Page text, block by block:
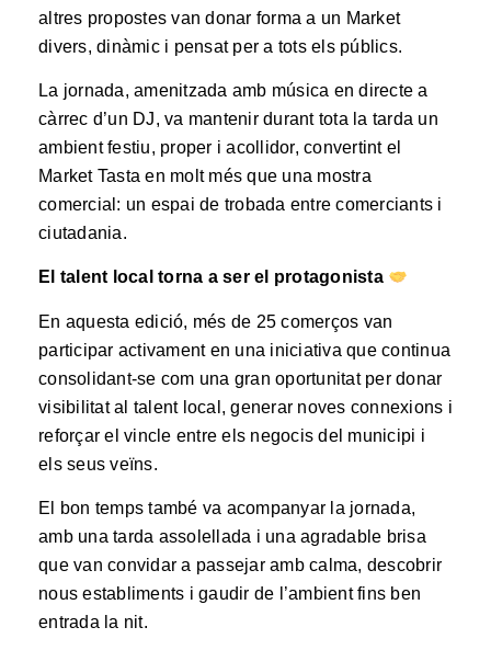
altres propostes van donar forma a un Market
divers, dinàmic i pensat per a tots els públics.
La jornada, amenitzada amb música en directe a
càrrec d’un DJ, va mantenir durant tota la tarda un
ambient festiu, proper i acollidor, convertint el
Market Tasta en molt més que una mostra
comercial: un espai de trobada entre comerciants i
ciutadania.
El talent local torna a ser el protagonista
En aquesta edició, més de 25 comerços van
participar activament en una iniciativa que continua
consolidant-se com una gran oportunitat per donar
visibilitat al talent local, generar noves connexions i
reforçar el vincle entre els negocis del municipi i
els seus veïns.
El bon temps també va acompanyar la jornada,
amb una tarda assolellada i una agradable brisa
que van convidar a passejar amb calma, descobrir
nous establiments i gaudir de l’ambient fins ben
entrada la nit.